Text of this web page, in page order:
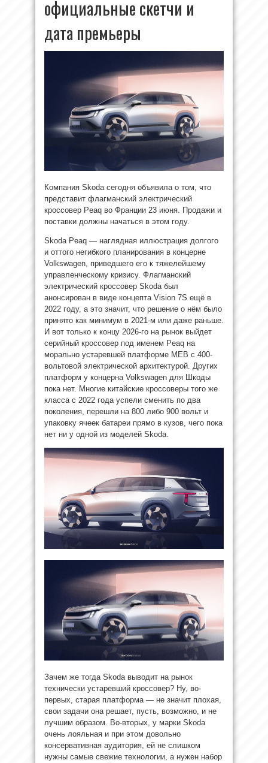
официальные скетчи и
дата премьеры
Компания Skoda сегодня объявила о том, что
представит флагманский электрический
кроссовер Peaq во Франции 23 июня. Продажи и
поставки должны начаться в этом году.
Skoda Peaq — наглядная иллюстрация долгого
и оттого негибкого планирования в концерне
Volkswagen, приведшего его к тяжелейшему
управленческому кризису. Флагманский
электрический кроссовер Skoda был
анонсирован в виде концепта Vision 7S ещё в
2022 году, а это значит, что решение о нём было
принято как минимум в 2021-м или даже раньше.
И вот только к концу 2026-го на рынок выйдет
серийный кроссовер под именем Peaq на
морально устаревшей платформе MEB с 400-
вольтовой электрической архитектурой. Других
платформ у концерна Volkswagen для Шкоды
пока нет. Многие китайские кроссоверы того же
класса с 2022 года успели сменить по два
поколения, перешли на 800 либо 900 вольт и
упаковку ячеек батареи прямо в кузов, чего пока
нет ни у одной из моделей Skoda.
Зачем же тогда Skoda выводит на рынок
технически устаревший кроссовер? Ну, во-
первых, старая платформа — не значит плохая,
свои задачи она решает, пусть, возможно, и не
лучшим образом. Во-вторых, у марки Skoda
очень лояльная и при этом довольно
консервативная аудитория, ей не слишком
нужны самые свежие технологии, а нужен набор